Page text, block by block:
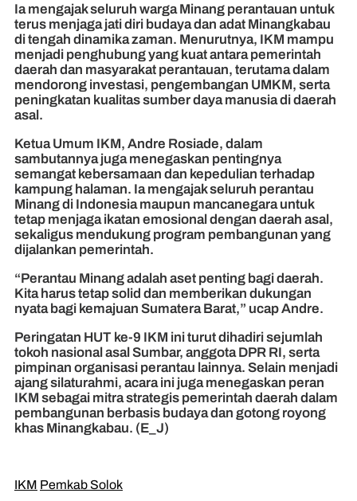
Ia mengajak seluruh warga Minang perantauan untuk
terus menjaga jati diri budaya dan adat Minangkabau
di tengah dinamika zaman. Menurutnya, IKM mampu
menjadi penghubung yang kuat antara pemerintah
daerah dan masyarakat perantauan, terutama dalam
mendorong investasi, pengembangan UMKM, serta
peningkatan kualitas sumber daya manusia di daerah
asal.
Ketua Umum IKM, Andre Rosiade, dalam
sambutannya juga menegaskan pentingnya
semangat kebersamaan dan kepedulian terhadap
kampung halaman. Ia mengajak seluruh perantau
Minang di Indonesia maupun mancanegara untuk
tetap menjaga ikatan emosional dengan daerah asal,
sekaligus mendukung program pembangunan yang
dijalankan pemerintah.
“Perantau Minang adalah aset penting bagi daerah.
Kita harus tetap solid dan memberikan dukungan
nyata bagi kemajuan Sumatera Barat,” ucap Andre.
Peringatan HUT ke-9 IKM ini turut dihadiri sejumlah
tokoh nasional asal Sumbar, anggota DPR RI, serta
pimpinan organisasi perantau lainnya. Selain menjadi
ajang silaturahmi, acara ini juga menegaskan peran
IKM sebagai mitra strategis pemerintah daerah dalam
pembangunan berbasis budaya dan gotong royong
khas Minangkabau. (E_J)
IKM Pemkab Solok